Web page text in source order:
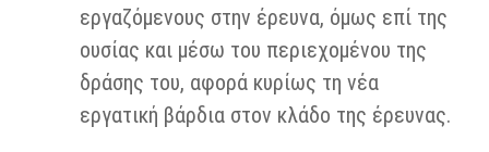
εργαζόμενους στην έρευνα, όμως επί της
ουσίας και μέσω του περιεχομένου της
δράσης του, αφορά κυρίως τη νέα
εργατική βάρδια στον κλάδο της έρευνας.